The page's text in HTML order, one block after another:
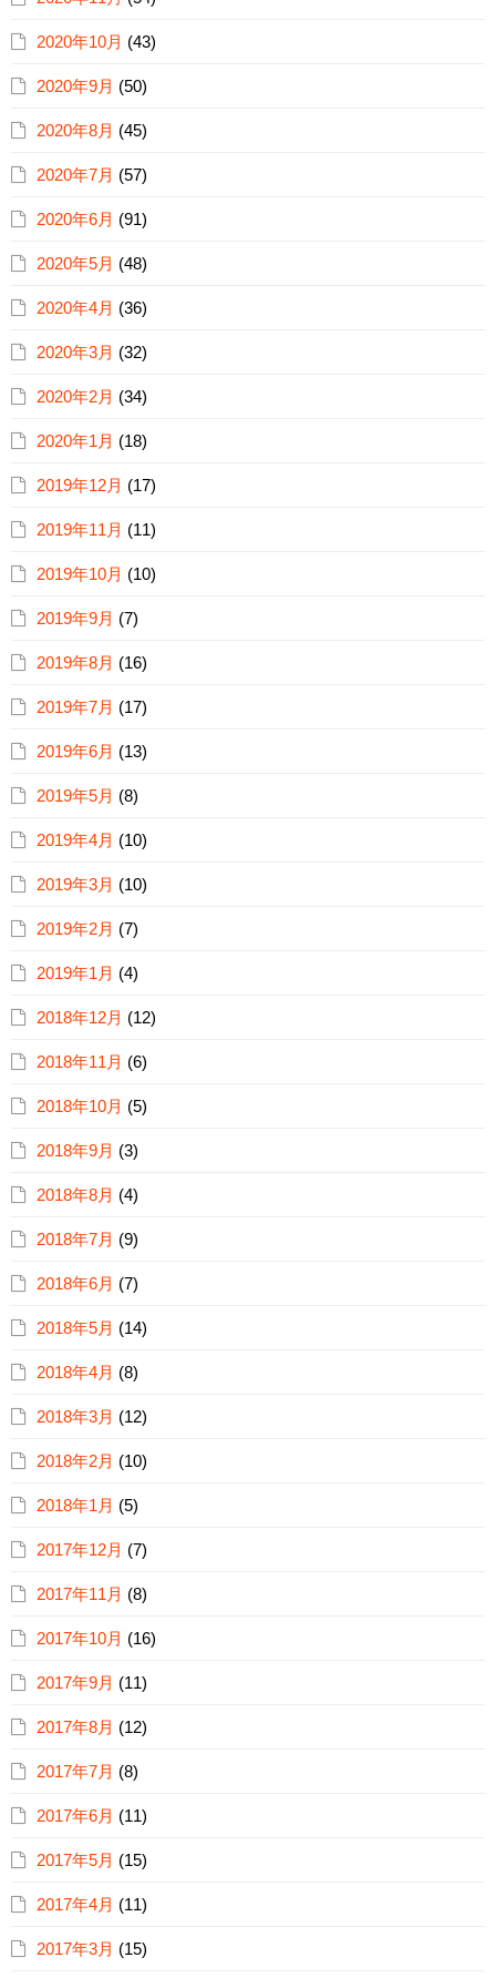
2020年10月 (43)
2020年9月 (50)
2020年8月 (45)
2020年7月 (57)
2020年6月 (91)
2020年5月 (48)
2020年4月 (36)
2020年3月 (32)
2020年2月 (34)
2020年1月 (18)
2019年12月 (17)
2019年11月 (11)
2019年10月 (10)
2019年9月 (7)
2019年8月 (16)
2019年7月 (17)
2019年6月 (13)
2019年5月 (8)
2019年4月 (10)
2019年3月 (10)
2019年2月 (7)
2019年1月 (4)
2018年12月 (12)
2018年11月 (6)
2018年10月 (5)
2018年9月 (3)
2018年8月 (4)
2018年7月 (9)
2018年6月 (7)
2018年5月 (14)
2018年4月 (8)
2018年3月 (12)
2018年2月 (10)
2018年1月 (5)
2017年12月 (7)
2017年11月 (8)
2017年10月 (16)
2017年9月 (11)
2017年8月 (12)
2017年7月 (8)
2017年6月 (11)
2017年5月 (15)
2017年4月 (11)
2017年3月 (15)